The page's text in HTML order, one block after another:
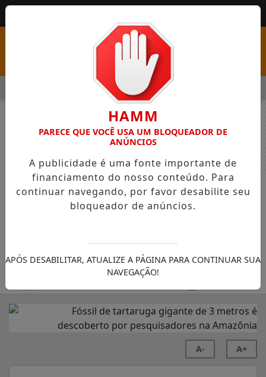
COM VAGAS EM SEIS FUNÇÕES E SALÁRIOS QUE CHEGAM A
NOTÍCIAS GERAL
Fóssil de tartaruga gigante de 3
A- A+
HAMM
PARECE QUE VOCÊ USA UM BLOQUEADOR DE
ANÚNCIOS
A publicidade é uma fonte importante de
financiamento do nosso conteúdo. Para
continuar navegando, por favor desabilite seu
bloqueador de anúncios.
APÓS DESABILITAR, ATUALIZE A PÁGINA PARA CONTINUAR SUA
NAVEGAÇÃO!